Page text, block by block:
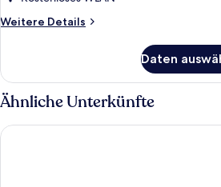
Weitere Details
Weitere
2 Doppelbetten
(Garden
Access)
Daten
Ähnliche Unterkünfte
Bandara Spa Resort & Pool Villas, Samui